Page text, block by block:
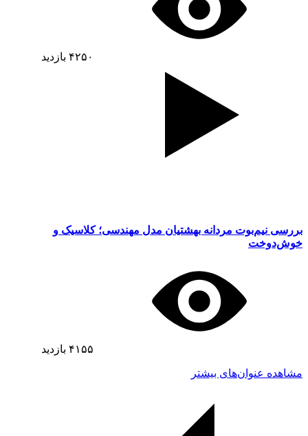
۴۲۵۰ بازدید
بررسی نیم‌بوت مردانه بهشتیان مدل مهندسی؛ کلاسیک و
خوش‌دوخت
۴۱۵۵ بازدید
مشاهده عنوان‌های بیشتر